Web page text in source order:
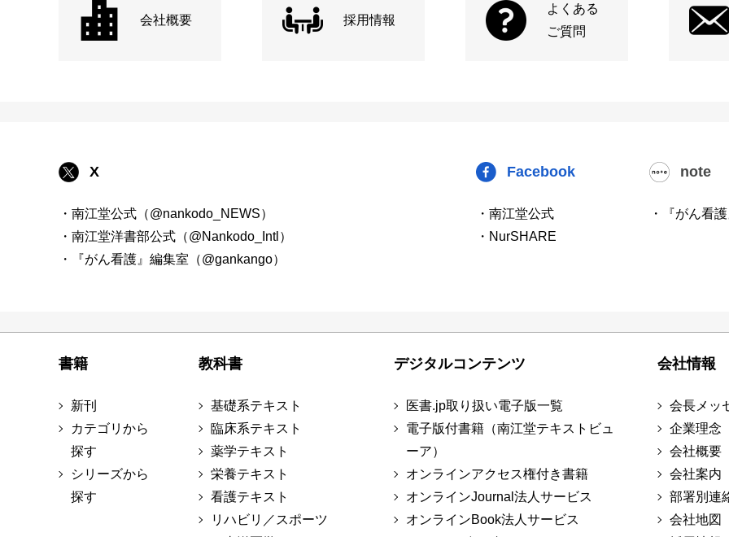
会社概要 採用情報
よくある
ご質問
X
・南江堂公式（@nankodo_NEWS）
・南江堂洋書部公式（@Nankodo_Intl）
・『がん看護』編集室（@gankango）
Facebook
・南江堂公式
・NurSHARE
note
・『がん看
書籍
新刊
カテゴリから
探す
シリーズから
探す
教科書
基礎系テキスト
臨床系テキスト
薬学テキスト
栄養テキスト
看護テキスト
リハビリ／スポーツ
デジタルコンテンツ
医書.jp取り扱い電子版一覧
電子版付書籍（南江堂テキストビュ
ーア）
オンラインアクセス権付き書籍
オンラインJournal法人サービス
オンラインBook法人サービス
会社情報
会長メッ
企業理念
会社概要
会社案内
部署別連
会社地図